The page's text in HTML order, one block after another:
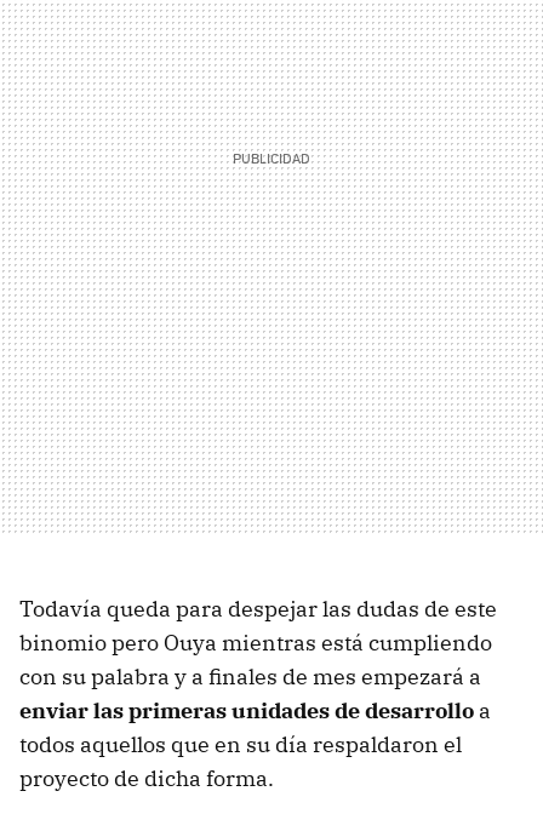
Todavía queda para despejar las dudas de este
binomio pero Ouya mientras está cumpliendo
con su palabra y a finales de mes empezará a
enviar las primeras unidades de desarrollo a
todos aquellos que en su día respaldaron el
proyecto de dicha forma.